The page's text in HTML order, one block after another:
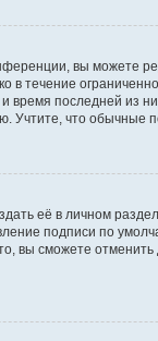
вы можете
в течение
время последней
что обычные
её в личном
подписи по
вы сможете